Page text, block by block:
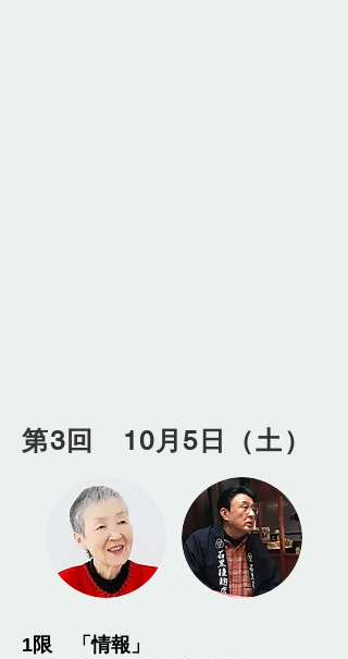
第3回 10月5 日（土）
1限 「情報」